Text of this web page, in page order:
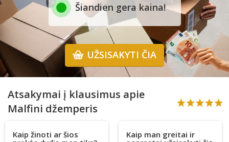
Šiandien gera kaina!
UŽSISAKYTI ČIA
Atsakymai į klausimus apie
Malfini džemperis
Kaip žinoti ar šios
Kaip man greitai ir